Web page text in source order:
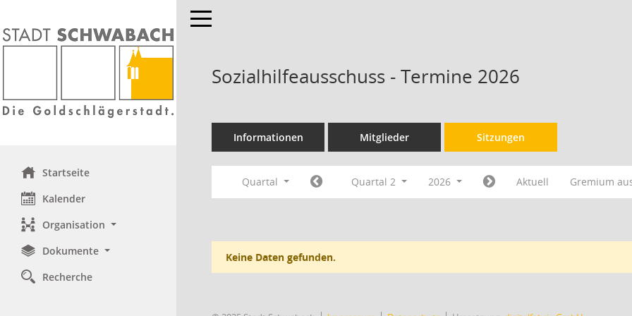
Startseite
Kalender
Organisation
Dokumente
Recherche
Toggle navigation
Sozialhilfeausschuss - Termine 2026
Informationen Mitglieder Sitzungen
Quartal Quartal 2 2026 Aktuell Gremium
Keine Daten gefunden.